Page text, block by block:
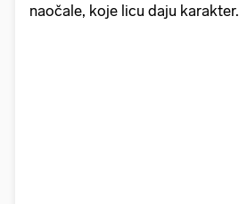
naočale, koje licu daju karakter.